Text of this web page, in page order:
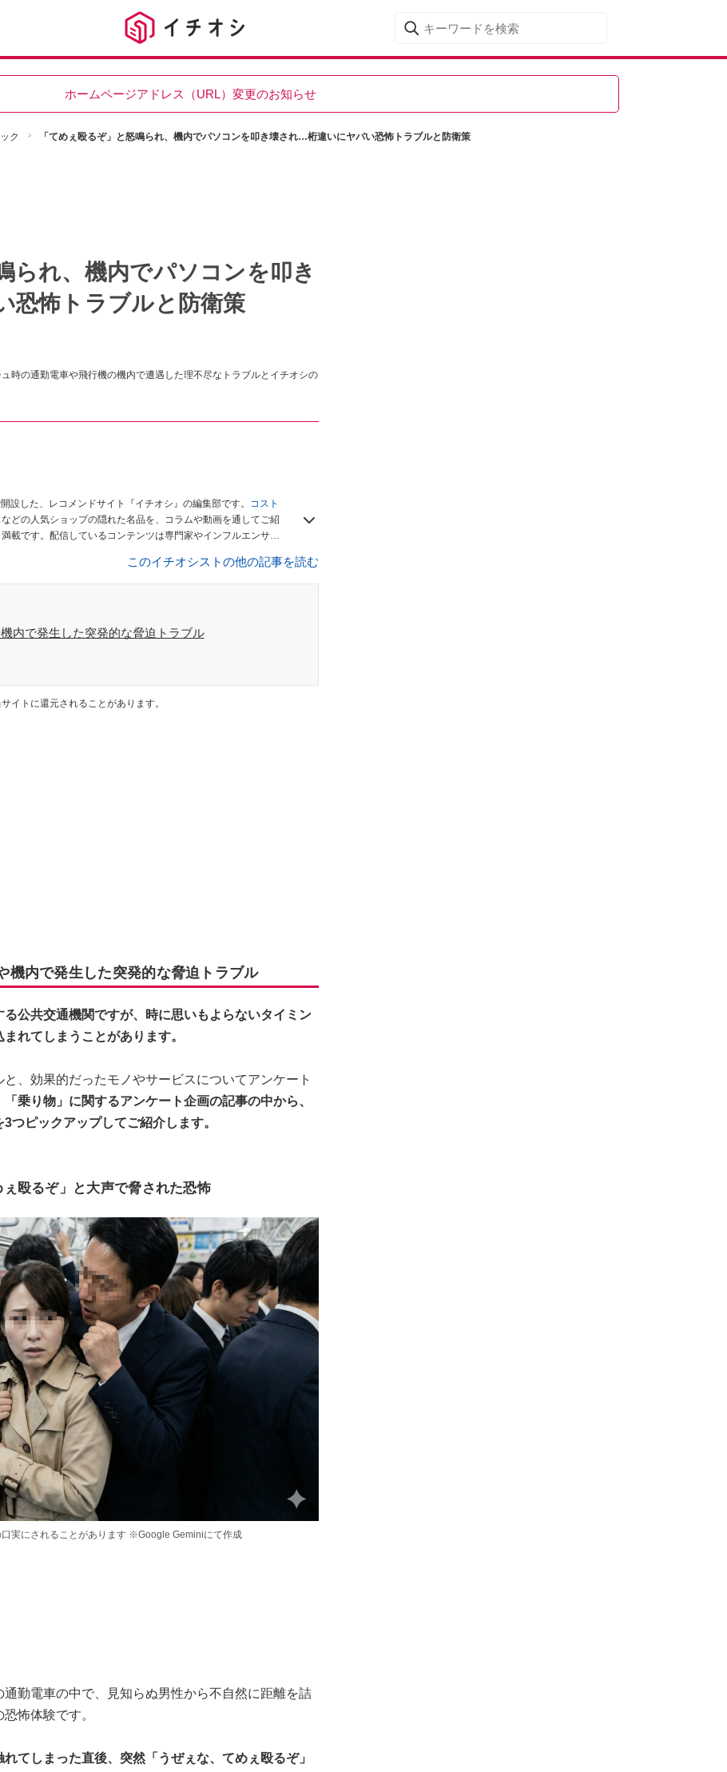
ホームページアドレス（URL）変更のお知らせ
ク 「てめぇ殴るぞ」と怒鳴られ、機内でパソコンを叩き壊され…桁違いにヤバい恐怖トラブルと防衛策
られ、機内でパソコンを叩き
怖トラブルと防衛策
時の通勤電車や飛行機の機内で遭遇した理不尽なトラブルとイチオシの
設した、レコメンドサイト『イチオシ』の編集部です。
コスト
などの人気ショップの隠れた名品を、コラムや動画を通してご紹
載です。配信しているコンテンツは専門家やインフルエンサー
このイチオシストの他の記事を読む
内で発生した突発的な脅迫トラブル
イトに還元されることがあります。
機内で発生した突発的な脅迫トラブル
公共交通機関ですが、時に思いもよらないタイミン
れてしまうことがあります。
、効果的だったモノやサービスについてアンケート
「乗り物」に関するアンケート企画の記事の中から、
つピックアップしてご紹介します。
殴るぞ」と大声で脅された恐怖
実にされることがあります ※Google Geminiにて作成
勤電車の中で、見知らぬ男性から不自然に距離を詰
怖体験です。
てしまった直後、突然「うぜぇな、てめぇ殴るぞ」